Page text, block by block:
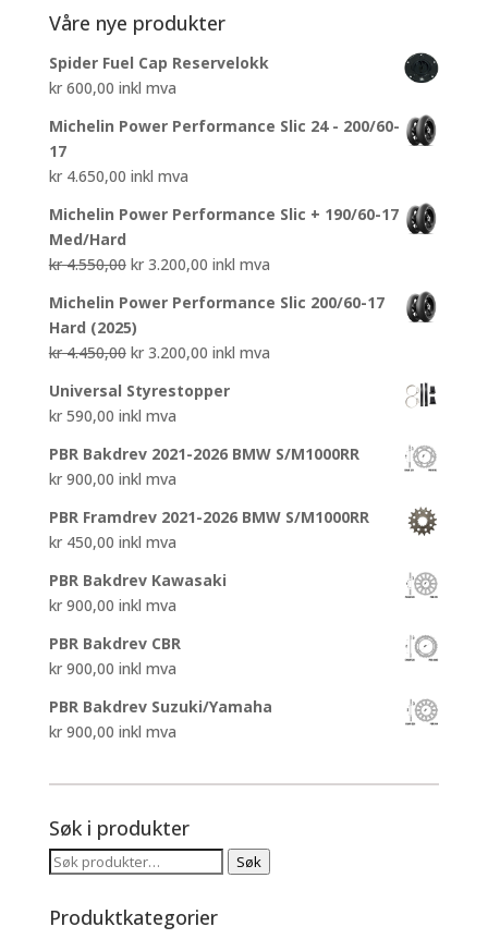
Våre nye produkter
Spider Fuel Cap Reservelokk
kr600,00 inkl mva
Michelin Power Performance Slic 24 - 200/60-
17
kr4.650,00 inkl mva
Michelin Power Performance Slic + 190/60-17
Med/Hard
kr4.550,00 Opprinnelig
var:
kr 4.550,00.
kr3.200,00Nåværende
er:
inkl mva
Michelin Power Performance Slic 200/60-17
Hard (2025)
kr4.450,00 Opprinnelig
var:
kr 4.450,00.
kr3.200,00Nåværende
er:
inkl mva
Universal Styrestopper
kr590,00 inkl mva
PBR Bakdrev 2021-2026 BMW S/M1000RR
kr900,00 inkl mva
PBR Framdrev 2021-2026 BMW S/M1000RR
kr450,00 inkl mva
PBR Bakdrev Kawasaki
kr900,00 inkl mva
PBR Bakdrev CBR
kr900,00 inkl mva
PBR Bakdrev Suzuki/Yamaha
kr900,00 inkl mva
Søk i produkter
Søk
Søk
Produktkategorier